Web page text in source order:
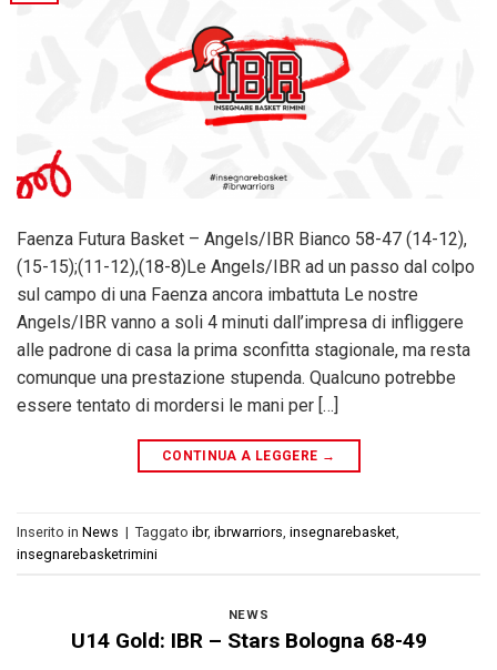
Faenza Futura Basket – Angels/IBR Bianco 58-47 (14-12),
(15-15);(11-12),(18-8)Le Angels/IBR ad un passo dal colpo
sul campo di una Faenza ancora imbattuta Le nostre
Angels/IBR vanno a soli 4 minuti dall’impresa di infliggere
alle padrone di casa la prima sconfitta stagionale, ma resta
comunque una prestazione stupenda. Qualcuno potrebbe
essere tentato di mordersi le mani per […]
CONTINUA A LEGGERE →
Inserito in News | Taggato ibr, ibrwarriors insegnarebasket
insegnarebasketrimini
NEWS
U14 Gold: IBR – Stars Bologna 68-49